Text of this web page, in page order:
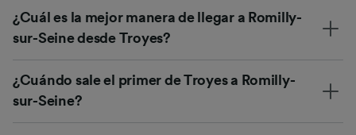
¿Cuál es la mejor manera de llegar a Romilly-
sur-Seine desde Troyes?
¿Cuándo sale el primer de Troyes a Romilly-
sur-Seine?